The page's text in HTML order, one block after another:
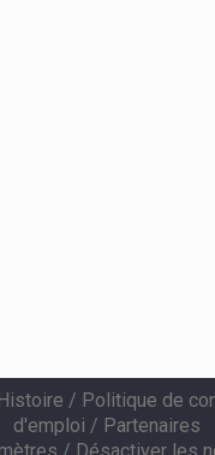
Histoire / Politique de
d'emploi / Partenaires